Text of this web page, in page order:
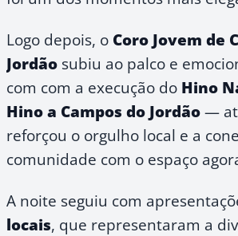
Logo depois, o Coro Jovem de
Jordão subiu ao palco e
com com a execução do Hino
Hino a Campos do Jordão—
reforçou o orgulho local e a
comunidade com o espaço
A noite seguiu com
locais, que representaram a